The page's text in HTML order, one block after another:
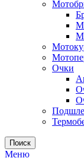
Очки
Поиск
Меню